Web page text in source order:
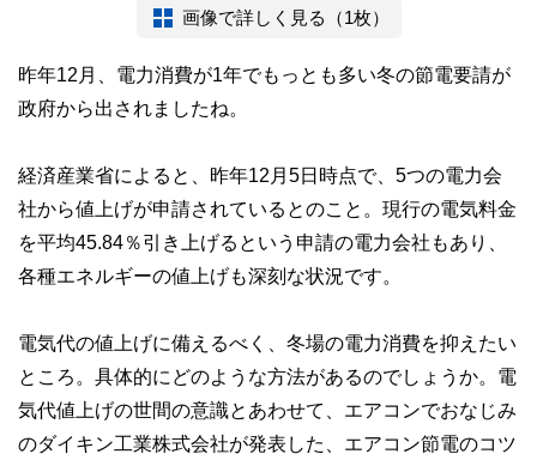
画像で詳しく見る（1枚）
昨年12月、電力消費が1年でもっとも多い冬の節電要請が
政府から出されましたね。
経済産業省によると、昨年12月5日時点で、5つの電力会
社から値上げが申請されているとのこと。現行の電気料金
を平均45.84％引き上げるという申請の電力会社もあり、
各種エネルギーの値上げも深刻な状況です。
電気代の値上げに備えるべく、冬場の電力消費を抑えたい
ところ。具体的にどのような方法があるのでしょうか。電
気代値上げの世間の意識とあわせて、エアコンでおなじみ
のダイキン工業株式会社が発表した、エアコン節電のコツ